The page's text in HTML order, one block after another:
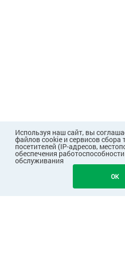
В КОРЗИНУ
Используя наш сайт, вы
файлов cookie и сервисов сбора
посетителей (IP-адресов,
обеспечения
обслуживания
OK